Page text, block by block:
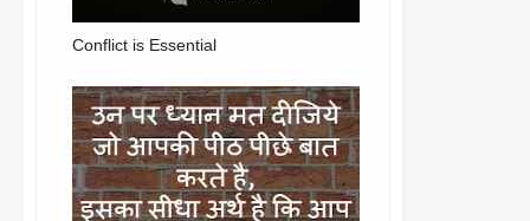
Conflict is Essential